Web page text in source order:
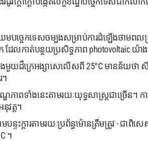
ឈមបច្ចេកទេសចម្បងសម្រាប់ការដំឡើងថាម
ែលកាត់បន្ថយប្រសិទ្ធភាព photovoltaic យ៉ាង
ក្នុងមួយដឺក្រេអង្សាសេលើសពី 25°C មានន័យ
។
សីតុណ្ហភាពទាំងនេះតាមរយៈយុទ្ធសាស្រ្តជាច្រ
វត្ត។
ះក្តារតាមរយៈប្រព័ន្ធម៉ោនត្រឹមត្រូវ - ជាពិសេ
។